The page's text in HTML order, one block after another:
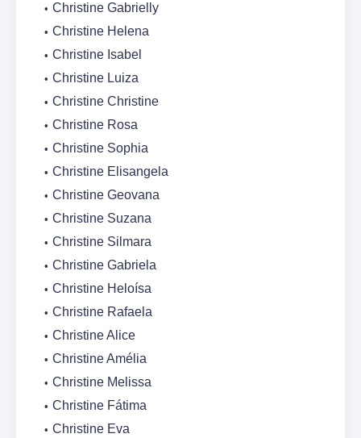
Christine Gabrielly
Christine Helena
Christine Isabel
Christine Luiza
Christine Christine
Christine Rosa
Christine Sophia
Christine Elisangela
Christine Geovana
Christine Suzana
Christine Silmara
Christine Gabriela
Christine Heloísa
Christine Rafaela
Christine Alice
Christine Amélia
Christine Melissa
Christine Fátima
Christine Eva